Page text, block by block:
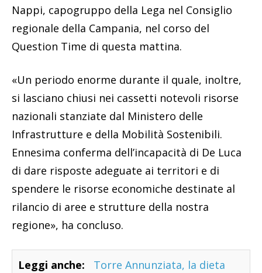
Nappi, capogruppo della Lega nel Consiglio
regionale della Campania, nel corso del
Question Time di questa mattina.
«Un periodo enorme durante il quale, inoltre,
si lasciano chiusi nei cassetti notevoli risorse
nazionali stanziate dal Ministero delle
Infrastrutture e della Mobilità Sostenibili.
Ennesima conferma dell’incapacità di De Luca
di dare risposte adeguate ai territori e di
spendere le risorse economiche destinate al
rilancio di aree e strutture della nostra
regione», ha concluso.
Leggi anche:
Torre Annunziata, la dieta